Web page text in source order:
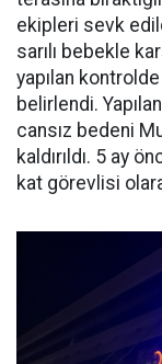
ekipleri sevk
sarılı bebekle
yapılan
belirlendi.
cansız bedeni
kaldırıldı. 5 ay
kat görevlisi